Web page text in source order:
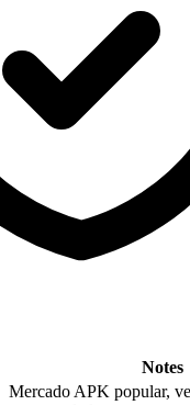
Notes
Mercado APK popular,